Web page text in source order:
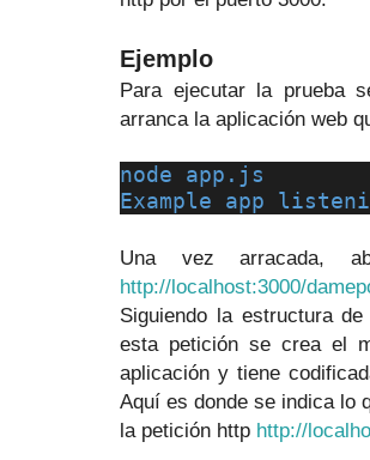
Ejemplo
Para ejecutar la prueba
arranca la aplicación web
node app.js
Example app
Una vez arracada,
http://localhost:3000/
Siguiendo la estructura
esta petición se crea el
aplicación y tiene
Aquí es donde se indica lo
la petición http http://